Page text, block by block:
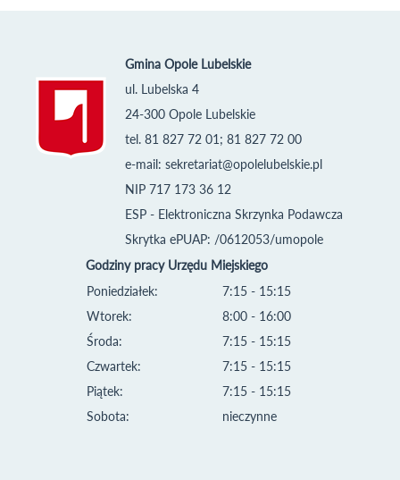
Gmina Opole Lubelskie
ul. Lubelska 4
24-300 Opole Lubelskie
tel. 81 827 72 01; 81 827 72 00
e-mail: sekretariat@opolelubelskie.pl
NIP 717 173 36 12
ESP - Elektroniczna Skrzynka Podawcza
Skrytka ePUAP: /0612053/umopole
Godziny pracy Urzędu Miejskiego
Poniedziałek:
Wtorek:
Środa:
Czwartek:
Piątek:
Sobota:
7:15 - 15:15
8:00 - 16:00
7:15 - 15:15
7:15 - 15:15
7:15 - 15:15
nieczynne